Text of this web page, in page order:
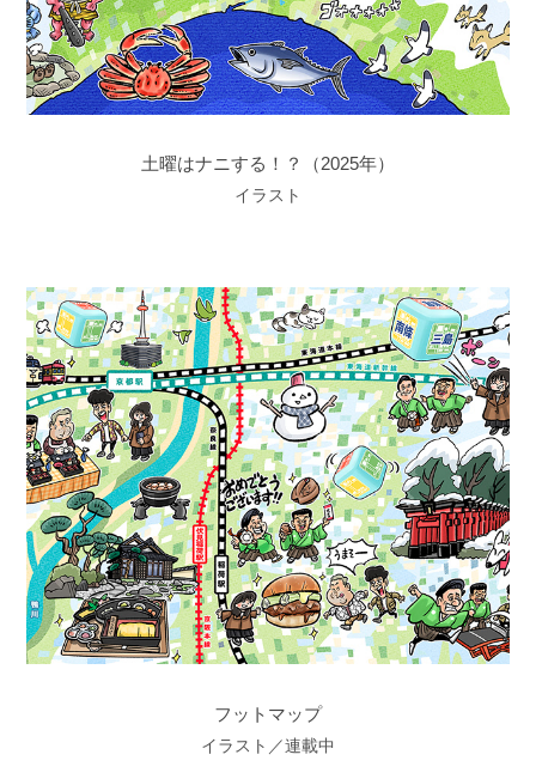
土曜はナニする！？（2025年）
イラスト
フットマップ
イラスト／連載中